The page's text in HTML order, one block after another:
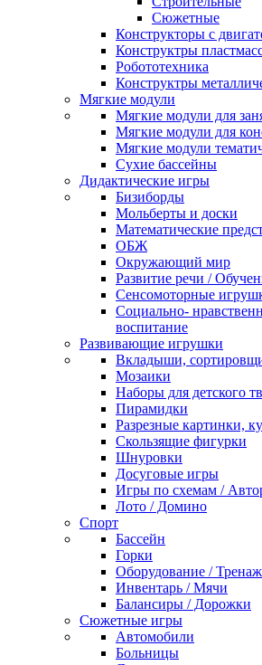
Сюжетные
Конструкторы с
Конструктры
Робототехника
Конструктры
Мягкие модули
Мягкие модули для
Мягкие модули для
Мягкие модули
Сухие бассейны
Дидактические игры
Бизиборды
Мольберты и доски
Математические
ОБЖ
Окружающий мир
Развитие речи /
Сенсомоторные
Социально-
воспитание
Развивающие игрушки
Вкладыши,
Мозаики
Наборы для детского
Пирамидки
Разрезные картинки,
Скользящие фигурки
Шнуровки
Досуговые игры
Игры по схемам /
Лото / Домино
Спорт
Бассейн
Горки
Оборудование /
Инвентарь / Мячи
Балансиры / Дорожки
Сюжетные игры
Автомобили
Больницы